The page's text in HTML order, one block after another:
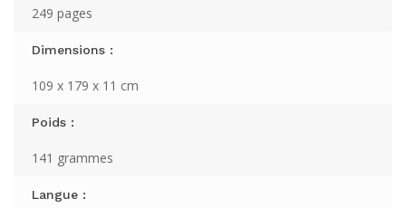
249 pages
Dimensions :
109 x 179 x 11 cm
Poids :
141 grammes
Langue :